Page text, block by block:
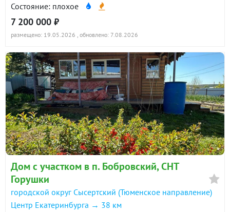
Состояние: плохое
7 200 000 ₽
размещено: 19.05.2026 , обновлено: 7.08.2026
Дом с участком в п. Бобровский, СНТ
Горушки
городской округ Сысертский (Тюменское направление)
Центр Екатеринбурга → 38 км